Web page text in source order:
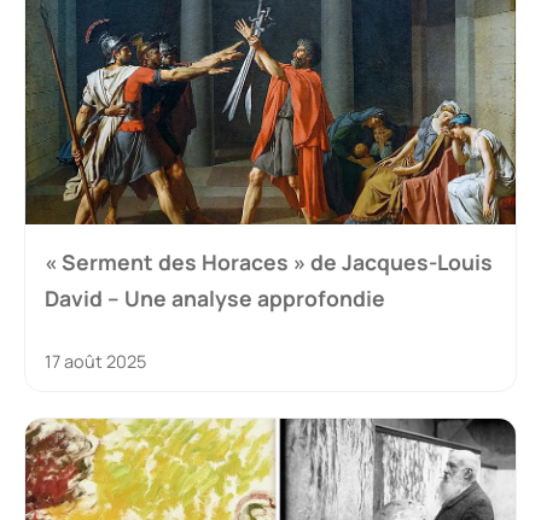
« Serment des Horaces » de Jacques-Louis
David – Une analyse approfondie
17 août 2025